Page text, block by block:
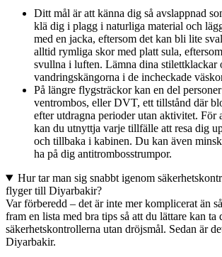
Ditt mål är att känna dig så avslappnad
klä dig i plagg i naturliga material och
med en jacka, eftersom det kan bli lite
alltid rymliga skor med platt sula,
svullna i luften. Lämna dina stilettklackar
vandringskängorna i de incheckade
På längre flygsträckor kan en del
ventrombos, eller DVT, ett tillstånd där
efter utdragna perioder utan aktivitet. För
kan du utnyttja varje tillfälle att resa dig
och tillbaka i kabinen. Du kan även
ha på dig antitrombosstrumpor.
Hur tar man sig snabbt igenom
flyger till Diyarbakir?
Var förberedd – det är inte mer komplicerat än
fram en lista med bra tips så att du lättare kan ta
säkerhetskontrollerna utan dröjsmål. Sedan är
Diyarbakir.